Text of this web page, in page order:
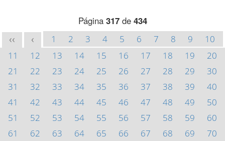
Página 317de 434
<< < 1 2 3 4 5 6 7 8 9
10
11
12 13 14 15 16 17 18 19
20
21
22 23 24 25 26 27 28 29
30
31
32 33 34 35 36 37 38 39
40
41
42 43 44 45 46 47 48 49
50
51
52 53 54 55 56 57 58 59
60
61
62 63 64 65 66 67 68 69
70